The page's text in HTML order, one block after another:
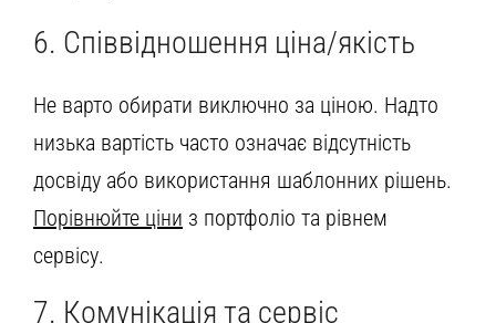
6. Співвідношення ціна/якість
Не варто обирати виключно за ціною. Надто
низька вартість часто означає відсутність
досвіду або використання шаблонних рішень.
Порівнюйте ціни з портфоліо та рівнем
сервісу.
7. Комунікація та сервіс